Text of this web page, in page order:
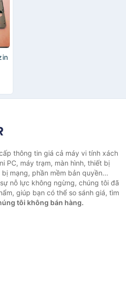
thông tin giá cả máy vi tính xách
PC, máy trạm, màn hình, thiết bị
mạng, phần mềm bản quyền...
nỗ lực không ngừng, chúng tôi đã
giúp bạn có thể so sánh giá, tìm
tôi không bán hàng.